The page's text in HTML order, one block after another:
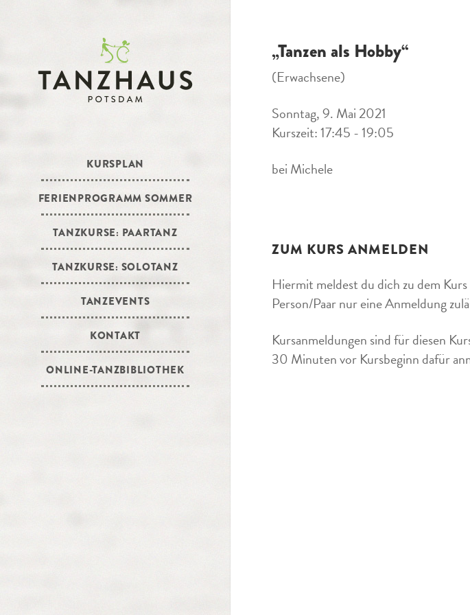
KURSPLAN
FERIENPROGRAMM SOMMER
TANZKURSE: PAARTANZ
TANZKURSE: SOLOTANZ
TANZEVENTS
KONTAKT
ONLINE-TANZBIBLIOTHEK
„Tanzen als Hobby“
(Erwachsene)
Sonntag, 9. Mai 2021
Kurszeit: 17:45 - 19:05
bei Michele
ZUM KURS ANMELDEN
Hiermit meldest du dich zu dem
Person/Paar nur eine Anmeldung
Kursanmeldungen sind für diesen
30 Minuten vor Kursbeginn dafür